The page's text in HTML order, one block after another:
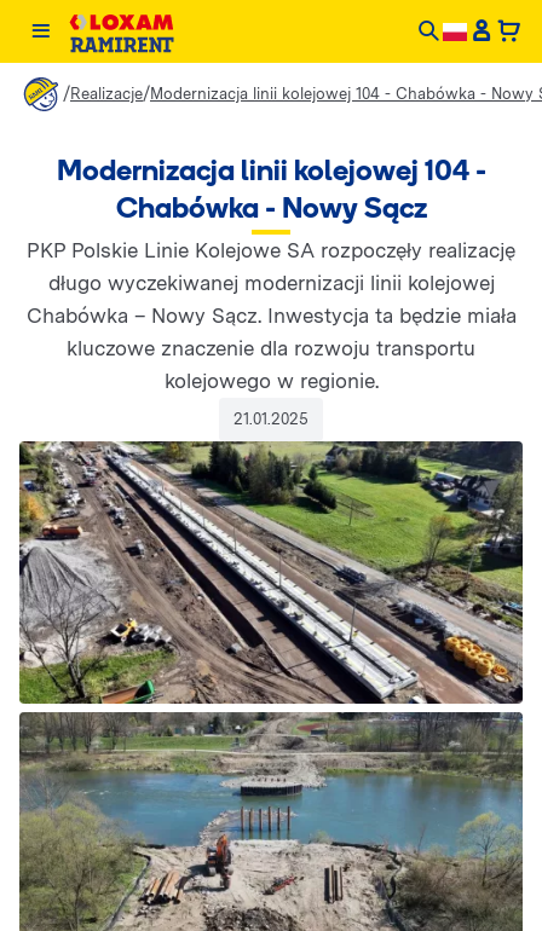
/Realizacje/Modernizacja linii kolejowej 104 - Chabówka - Nowy
Modernizacja linii kolejowej 104 -
Chabówka - Nowy Sącz
PKP Polskie Linie Kolejowe SA rozpoczęły realizację
długo wyczekiwanej modernizacji linii kolejowej
Chabówka – Nowy Sącz. Inwestycja ta będzie miała
kluczowe znaczenie dla rozwoju transportu
kolejowego w regionie.
21.01.2025